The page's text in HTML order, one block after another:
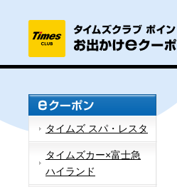
タイムズ スパ・レスタ
タイムズカー×富士急
ハイランド